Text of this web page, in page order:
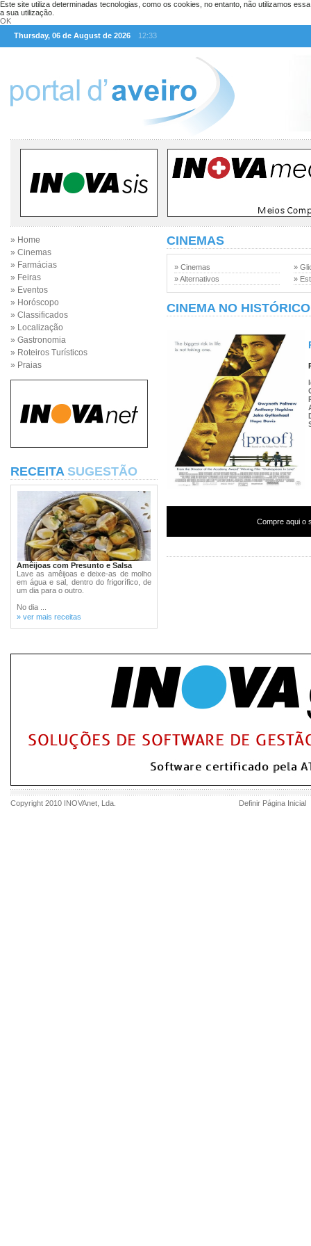
Este site utiliza determinadas tecnologias, como os cookies, no entanto, não utilizamos
a sua utilização.
OK
Thursday, 06 de August de 2026
12:33
» Home
» Cinemas
» Farmácias
» Feiras
» Eventos
» Horóscopo
» Classificados
» Localização
» Gastronomia
» Roteiros Turísticos
» Praias
RECEITA SUGESTÃO
Amêijoas com Presunto e Salsa
Lave as amêijoas e deixe-as de molho
em água e sal, dentro do frigorífico, de
um dia para o outro.
No dia ...
» ver mais receitas
CINEMAS
» Cinemas
» Alternativos
»
»
CINEMA NO HISTÓRICO
Compre aqui o
Copyright 2010 INOVAnet , Lda. Definir Página Inicial